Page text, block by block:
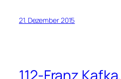
21. Dezember 2015